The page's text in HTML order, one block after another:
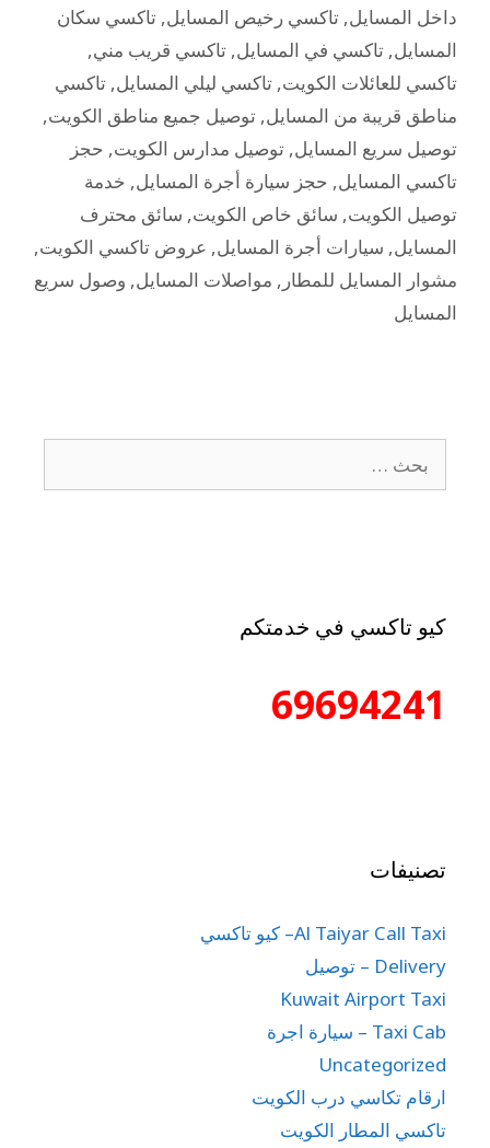
داخل المسايل, تاكسي رخيص المسايل, تاكسي سكان
المسايل, تاكسي في المسايل, تاكسي قريب مني,
تاكسي للعائلات الكويت, تاكسي ليلي المسايل, تاكسي
مناطق قريبة من المسايل, توصيل جميع مناطق الكويت,
توصيل سريع المسايل, توصيل مدارس الكويت, حجز
تاكسي المسايل, حجز سيارة أجرة المسايل, خدمة
توصيل الكويت, سائق خاص الكويت, سائق محترف
المسايل, سيارات أجرة المسايل, عروض تاكسي الكويت,
مشوار المسايل للمطار , مواصلات المسايل, وصول سريع
المسايل
كيو تاكسي في خدمتكم
69694241
تصنيفات
Al Taiyar Call Taxi– كيو تاكسي
Delivery – توصيل
Kuwait Airport Taxi
Taxi Cab – سيارة اجرة
Uncategorized
ارقام تكاسي درب الكويت
تاكسي المطار الكويت